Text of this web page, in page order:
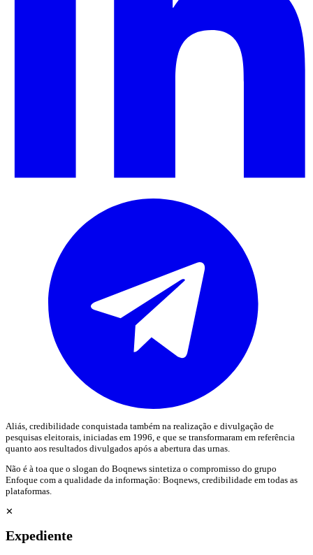
Aliás, credibilidade conquistada também na realização e divulgação de
pesquisas eleitorais, iniciadas em 1996, e que se transformaram em referência
quanto aos resultados divulgados após a abertura das urnas.
Não é à toa que o slogan do Boqnews sintetiza o compromisso do grupo
Enfoque com a qualidade da informação: Boqnews, credibilidade em todas as
plataformas.
✕
Expediente